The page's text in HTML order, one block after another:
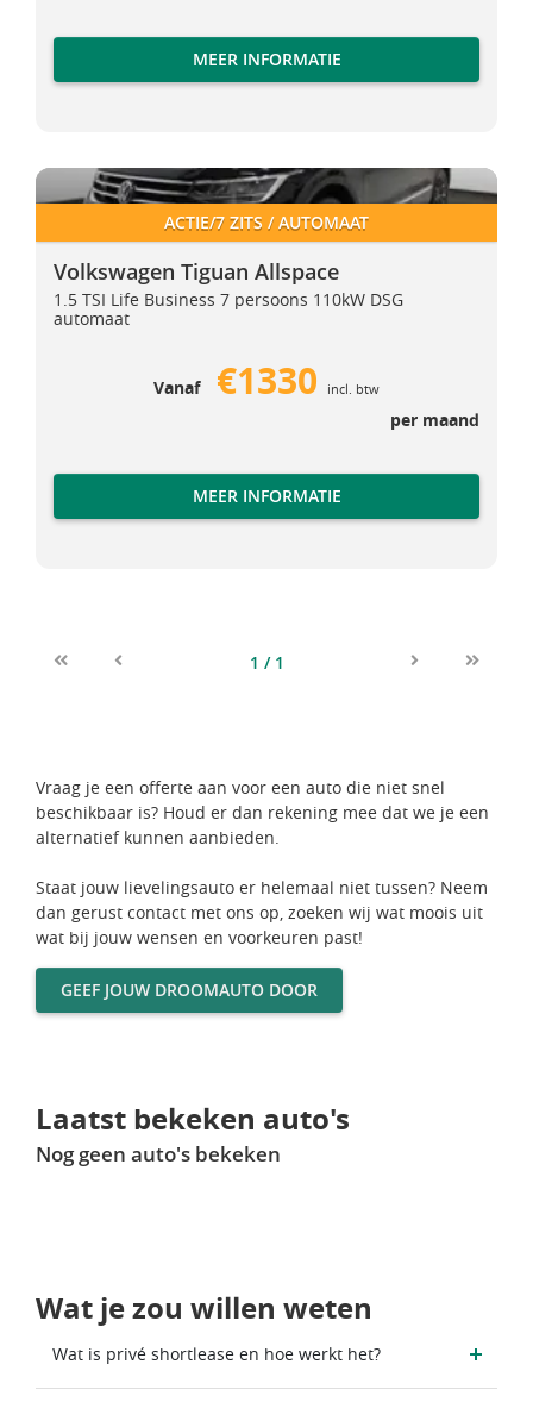
MEER INFORMATIE
Volkswagen Tiguan Allspace
Volkswagen Tiguan Allspace
ACTIE/7 ZITS / AUTOMAAT
Volkswagen Tiguan Allspace
1.5 TSI Life Business 7 persoons 110kW DSG
automaat
Vanaf €1330 incl. btw
per maand
MEER INFORMATIE
1 / 1
Vraag je een offerte aan voor een auto die niet snel
beschikbaar is? Houd er dan rekening mee dat we je een
alternatief kunnen aanbieden.
Staat jouw lievelingsauto er helemaal niet tussen? Neem
dan gerust contact met ons op, zoeken wij wat moois uit
wat bij jouw wensen en voorkeuren past!
GEEF JOUW DROOMAUTO DOOR
Laatst bekeken auto's
Nog geen auto's bekeken
Wat je zou willen weten
Wat is privé shortlease en hoe werkt het?